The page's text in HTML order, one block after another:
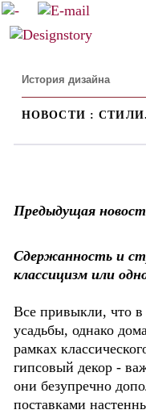
История дизайна
НОВОСТИ :
Предыдущая
Сдержанность и
классицизм или
Все привыкли, что в
усадьбы, однако
рамках
гипсовый декор -
они безупречно
поставками